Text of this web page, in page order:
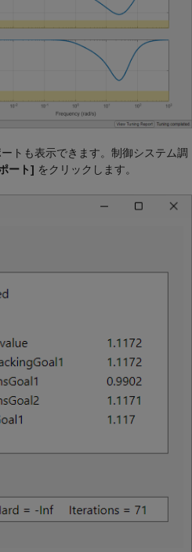
トも表示できます。制御システム調
ート] をクリックします。